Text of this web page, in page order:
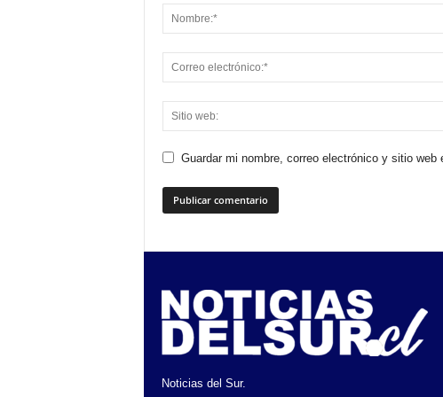
Guardar mi nombre, correo electrónico y sitio
Noticias del Sur.